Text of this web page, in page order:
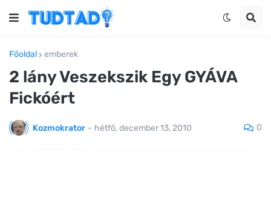
Főoldal emberek
2 lány Veszekszik Egy GYÁVA
Fickóért
Kozmokrator - hétfő, december 13, 2010 0